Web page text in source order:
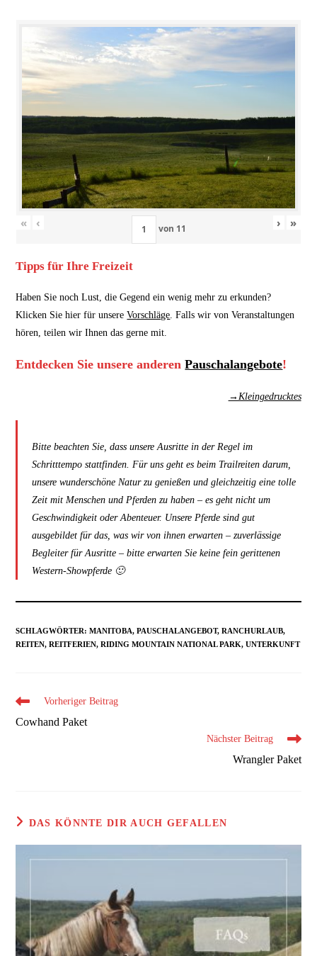
« ‹ von 11 › »
Tipps für Ihre Freizeit
Haben Sie noch Lust, die Gegend ein wenig mehr zu erkunden?
Klicken Sie hier für unsereVorschläge . Falls wir von Veranstaltungen
hören, teilen wir Ihnen das gerne mit.
Entdecken Sie unsere anderenPauschalangebote!
→Kleingedrucktes
Bitte beachten Sie, dass unsere Ausritte in der Regel im
Schritttempo stattfinden. Für uns geht es beim Trailreiten darum,
unsere wunderschöne Natur zu genießen und gleichzeitig eine tolle
Zeit mit Menschen und Pferden zu haben – es geht nicht um
Geschwindigkeit oder Abenteuer. Unsere Pferde sind gut
ausgebildet für das, was wir von ihnen erwarten – zuverlässige
Begleiter für Ausritte – bitte erwarten Sie keine fein gerittenen
Western-Showpferde 🙂
SCHLAGWÖRTER:MANITOBA, PAUSCHALANGEBOT, RANCHURLAUB,
REITEN, REITFERIEN, RIDING MOUNTAIN NATIONAL PARK, UNTERKUNFT
Weitere
ansehen
Vorheriger Beitrag
Cowhand Paket
Nächster Beitrag
Wrangler Paket
DAS KÖNNTE DIR AUCH GEFALLEN